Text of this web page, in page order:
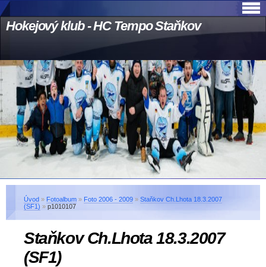
Hokejový klub - HC Tempo Staňkov
Úvod » Fotoalbum » Foto 2006 - 2009 » Staňkov Ch.Lhota 18.3.2007
(SF1) » p1010107
Staňkov Ch.Lhota 18.3.2007
(SF1)